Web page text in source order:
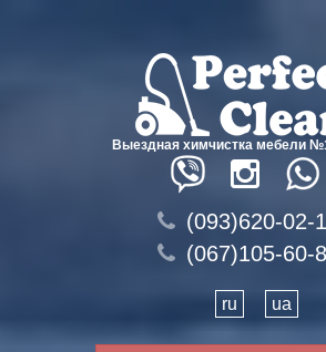
Выездная химчистка мебели
(093)620-02-
(067)105-60-
ru ua